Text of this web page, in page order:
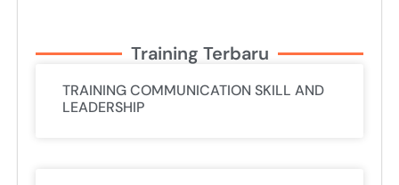
Training Terbaru
TRAINING COMMUNICATION SKILL AND
LEADERSHIP